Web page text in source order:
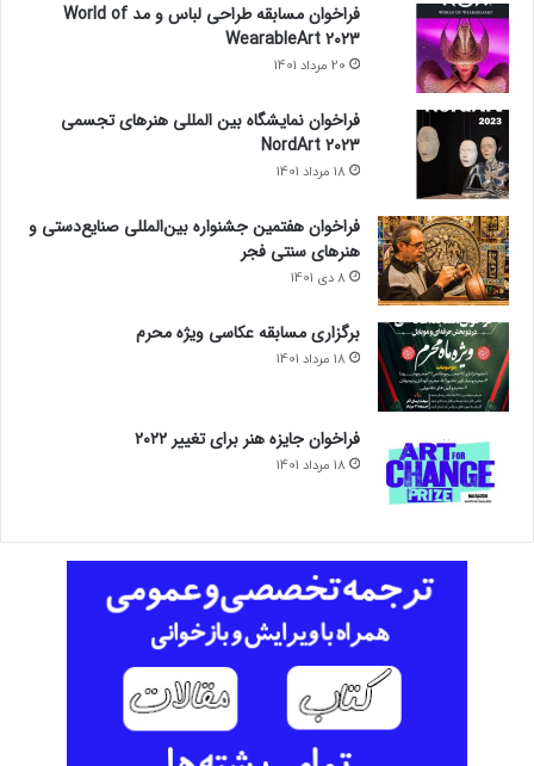
فراخوان مسابقه طراحی لباس و مد World of
WearableArt 2023
20 مرداد 1401
فراخوان نمایشگاه بین المللی هنرهای تجسمی
NordArt 2023
18 مرداد 1401
فراخوان هفتمین جشنواره بین‌المللی صنایع‌دستی و
هنرهای سنتی فجر
8 دی 1401
برگزاری مسابقه عکاسی ویژه محرم
18 مرداد 1401
فراخوان جایزه هنر برای تغییر ۲۰۲۲
18 مرداد 1401